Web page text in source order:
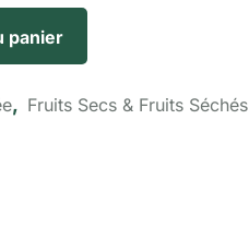
panier
, Fruits Secs & Fruits Séchés